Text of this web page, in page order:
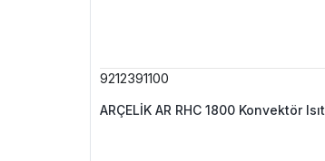
9212391100
ARÇELİK AR RHC 1800 Konvektör